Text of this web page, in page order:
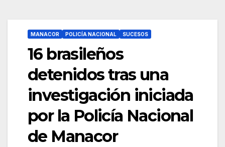
MANACOR POLICÍA NACIONAL SUCESOS
16 brasileños
detenidos tras una
investigación iniciada
por la Policía Nacional
de Manacor